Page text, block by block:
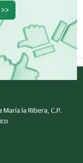
la Ribera, C.P.